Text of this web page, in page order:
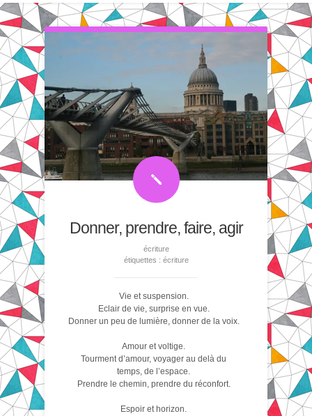
Donner, prendre, faire, agir
écriture
étiquettes : écriture
Vie et suspension.
Eclair de vie, surprise en vue.
Donner un peu de lumière, donner de la voix.
Amour et voltige.
Tourment d’amour, voyager au delà du
temps, de l’espace.
Prendre le chemin, prendre du réconfort.
Espoir et horizon.